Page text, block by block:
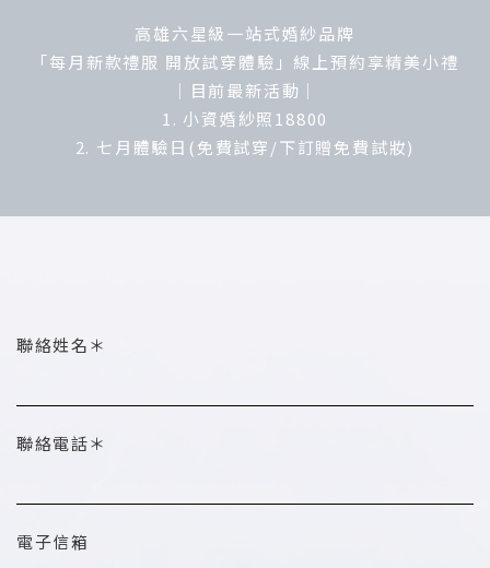
高雄六星級一站式婚紗品牌
「每月新款禮服 開放試穿體驗」線上預約享精美小禮
｜目前最新活動｜
1. 小資婚紗照18800
2. 七月體驗日(免費試穿/下訂贈免費試妝)
聯絡姓名＊
聯絡電話＊
電子信箱